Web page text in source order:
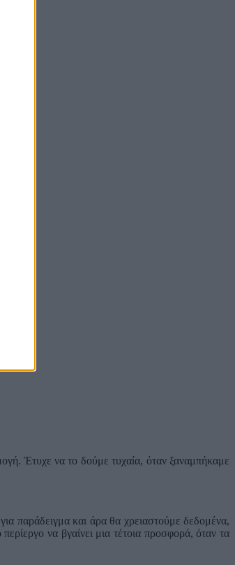
Έτυχε να το δούμε τυχαία, όταν ξαναμπήκαμε
παράδειγμα και άρα θα χρειαστούμε δεδομένα,
να βγαίνει μια τέτοια προσφορά, όταν τα